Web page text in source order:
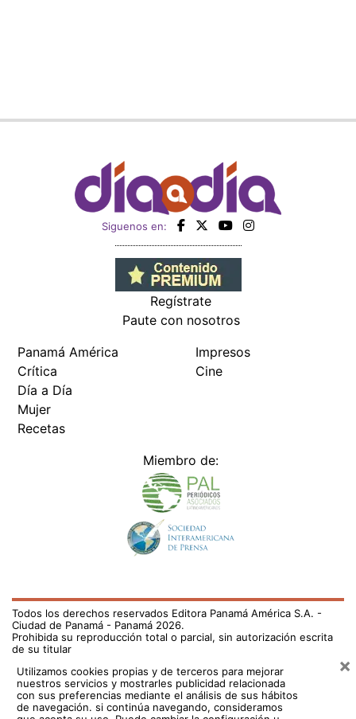
Siguenos en:
Regístrate
Paute con nosotros
Crítica
Día a Día
Mujer
Recetas
Cine
Todos los derechos reservados Editora Panamá América S.A. -
Ciudad de Panamá - Panamá 2026.
Prohibida su reproducción total o parcial, sin autorización escrita
de su titular
Utilizamos cookies propias y de terceros para mejorar
nuestros servicios y mostrarles publicidad relacionada
con sus preferencias mediante el análisis de sus hábitos
de navegación. si continúa navegando, consideramos
que acepta su uso.Puede cambiar la configuración u
obtener más información aquí